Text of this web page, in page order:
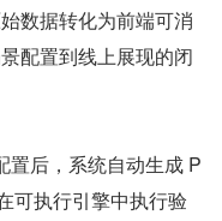
数据转化为前端可消
配置到线上展现的闭
置后，系统自动生成 P
可执行引擎中执行验